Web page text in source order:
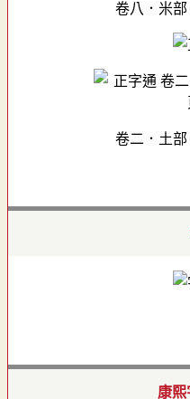
卷八．米
卷二．土
康熙